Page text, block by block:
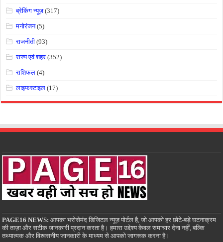
ब्रेकिंग न्यूज़(317)
मनोरंजन(5)
राजनीती (93)
राज्य एवं शहर (352)
राशिफल (4)
लाइफस्टाइल (17)
PAGE16 NEWS: आपका भरोसेमंद डिजिटल न्यूज़ पोर्टल है, जो आपको हर छोटे-बड़े घटनाक्रम
की ताज़ा और सटीक जानकारी प्रदान करता है। हमारा उद्देश्य केवल समाचार देना नहीं, बल्कि
तथ्यात्मक और विश्वसनीय जानकारी के माध्यम से आपको जागरूक करना है।